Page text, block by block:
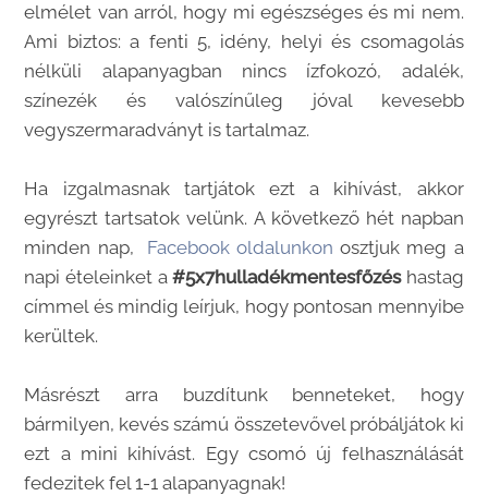
elmélet van arról, hogy mi egészséges és mi nem.
Ami biztos: a fenti 5, idény, helyi és csomagolás
nélküli alapanyagban nincs ízfokozó, adalék,
színezék és valószínűleg jóval kevesebb
vegyszermaradványt is tartalmaz.
Ha izgalmasnak tartjátok ezt a kihívást, akkor
egyrészt tartsatok velünk. A következő hét napban
minden nap, Facebook oldalunkon osztjuk meg a
napi ételeinket a#5x7hulladékmentesfőzéshastag
címmel és mindig leírjuk, hogy pontosan mennyibe
kerültek.
Másrészt arra buzdítunk benneteket, hogy
bármilyen, kevés számú összetevővel próbáljátok ki
ezt a mini kihívást. Egy csomó új felhasználását
fedezitek fel 1-1 alapanyagnak!